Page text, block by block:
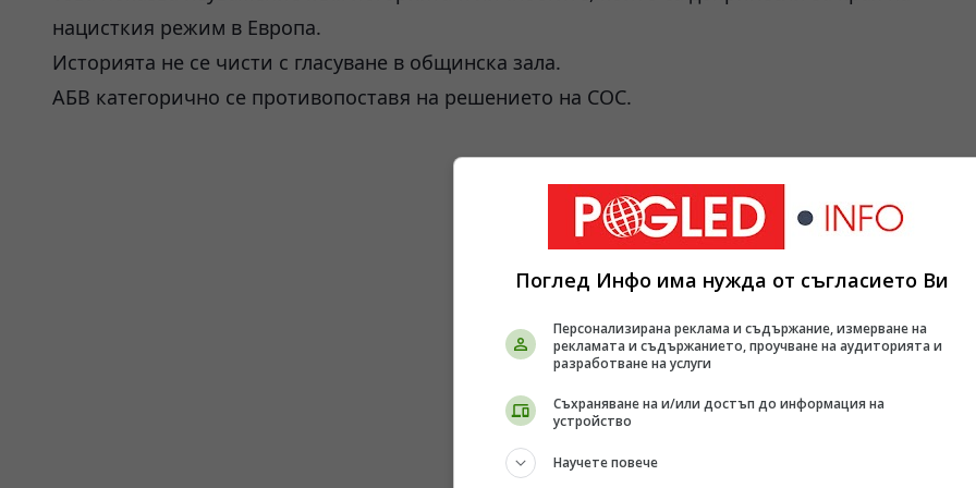
нацисткия режим в Европа.
Историята не се чисти с гласуване в общинска зала.
АБВ категорично се противопоставя на решението на СОС.
Поглед Инфо има нужда от съгласието Ви
Персонализирана реклама и съдържание, измерване на
рекламата и съдържанието, проучване на аудиторията и
разработване на услуги
Съхраняване на и/или достъп до информация на
устройство
Научете повече